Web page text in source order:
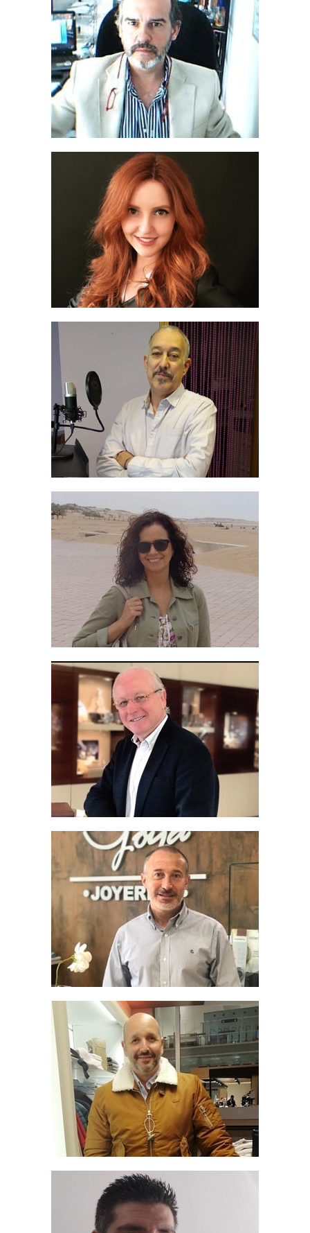
Formulario
¡Pronto lanzaremos nuestra nueva plataforma
Hikari Gems!
Después de más de 10 años, la plataforma Gemología y
Ciencia necesita renovarse. Para ello estamos preparando
una nueva plataforma donde podrás seguir accediendo a
cursos exclusivos y contenido avanzado de gemología.
eres aficionado o profesional de la joyería y no estabas
registrado, esta es tu oportunidad para mejorar tus
habilidades y conocimientos.
esperan ventajas exclusivas para antiguos miembros!
Rellena nuestro formulario y asegura tu lugar en el
lanzamiento.
Nombre:
Apellidos:
Correo electrónico:
¿Profesional o aficionado?
¿Has estado o estás registrado en gemologíayciencia.com?
podríamos mejorarla: